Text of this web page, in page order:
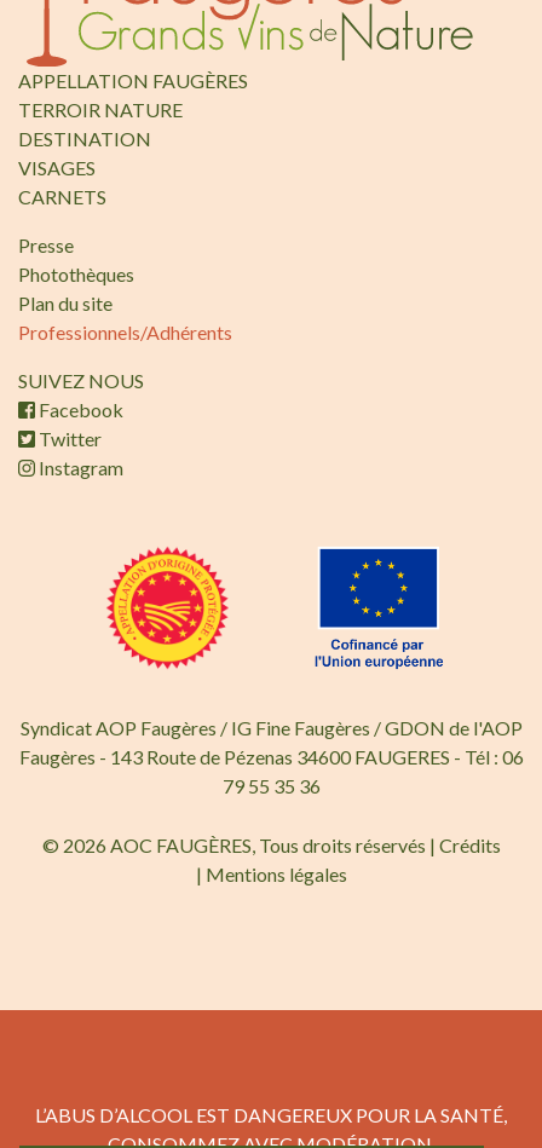
APPELLATION FAUGÈRES
TERROIR NATURE
DESTINATION
VISAGES
CARNETS
Presse
Photothèques
Plan du site
Professionnels/Adhérents
SUIVEZ NOUS
Facebook
Twitter
Instagram
Syndicat AOP Faugères / IG Fine Faugères / GDON de l'AOP
Faugères - 143 Route de Pézenas 34600 FAUGERES - Tél : 06
79 55 35 36
© 2026 AOC FAUGÈRES, Tous droits réservés | Crédits
| Mentions légales
L’ABUS D’ALCOOL EST DANGEREUX POUR LA SANTÉ,
CONSOMMEZ AVEC MODÉRATION.